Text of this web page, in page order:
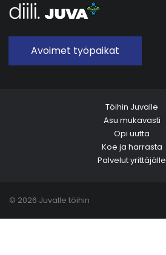
Avoimet työpaikat
Töihin Juvalle
Asu mukavasti
Opi uutta
Koe ja harrasta
Palvelut yrittäjälle
© 2026 Juvalle töihin